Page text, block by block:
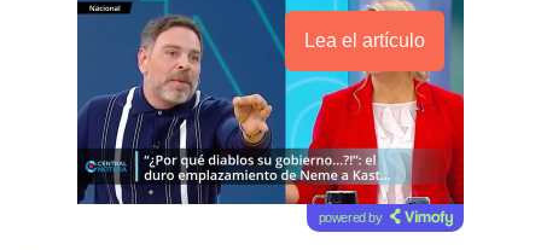
Lea el artículo
powered by